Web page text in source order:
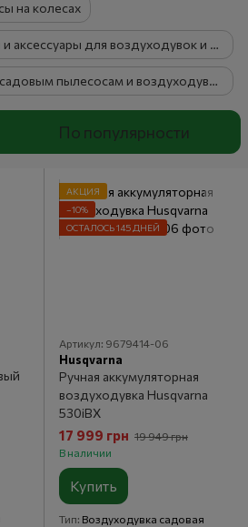
на колесах
Принадлежности и аксессуары для воздуходувок и садовых пылесосов
Запасные части к садовым пылесосам и воздуходувкам
По популярности
АКЦИЯ
−10%
ОСТАЛОСЬ 145 ДНЕЙ
Артикул: 9679414-06
Husqvarna
Ручная аккумуляторная
воздуходувка Husqvarna
530iBX
17 999 грн 19 949 грн
В наличии
Купить
Тип Воздуходувка садовая